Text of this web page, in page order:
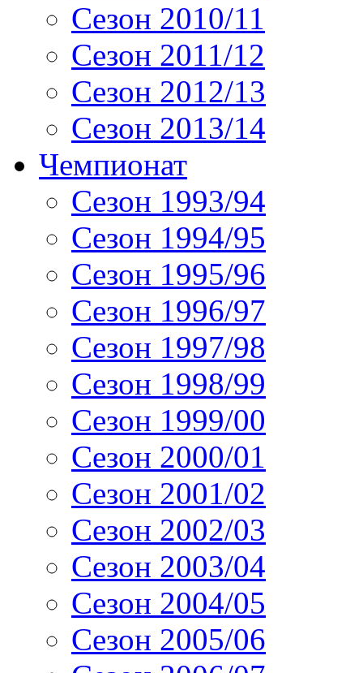
Сезон 2010/11
Сезон 2011/12
Сезон 2012/13
Сезон 2013/14
Чемпионат
Сезон 1993/94
Сезон 1994/95
Сезон 1995/96
Сезон 1996/97
Сезон 1997/98
Сезон 1998/99
Сезон 1999/00
Сезон 2000/01
Сезон 2001/02
Сезон 2002/03
Сезон 2003/04
Сезон 2004/05
Сезон 2005/06